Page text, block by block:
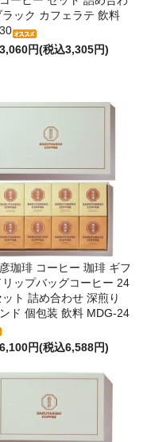
ック カフェラテ 飲料
円(税込3,305円)
珈琲 コーヒー 珈琲 ギフ
リップバッグコーヒー 24
ト 詰め合わせ 深煎り
ド 個包装 飲料 MDG-24
円(税込6,588円)